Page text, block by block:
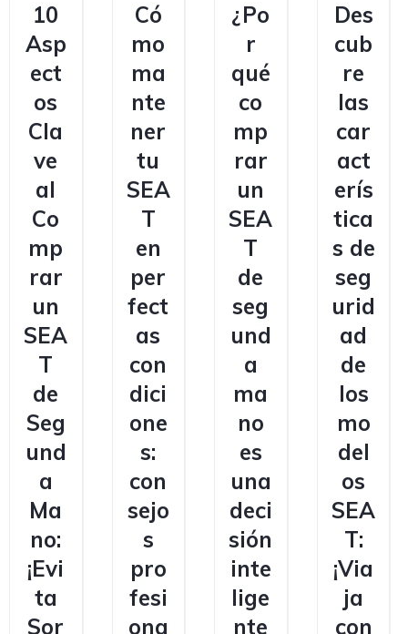
10
Asp
ect
os
Cla
ve
al
Co
mp
rar
un
SEA
T
de
Seg
und
a
Ma
no:
¡Evi
ta
Sor
Có
mo
ma
nte
ner
tu
SEA
T
en
per
fect
as
con
dici
one
s:
con
sejo
s
pro
fesi
ona
¿Po
r
qué
co
mp
rar
un
SEA
T
de
seg
und
a
ma
no
es
una
deci
sión
inte
lige
nte
Des
cub
re
las
car
act
erís
tica
s de
seg
urid
ad
de
los
mo
del
os
SEA
T:
¡Via
ja
con